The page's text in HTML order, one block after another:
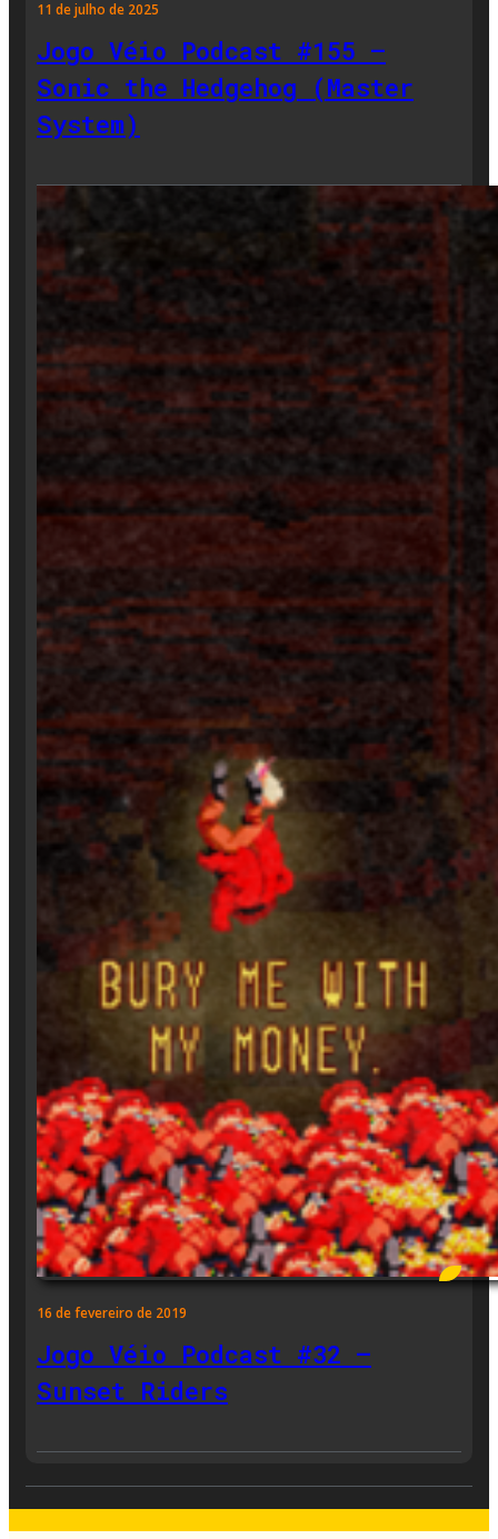
11 de julho de 2025
Jogo Véio Podcast #155 –
Sonic the Hedgehog (Master
System)
16 de fevereiro de 2019
Jogo Véio Podcast #32 –
Sunset Riders